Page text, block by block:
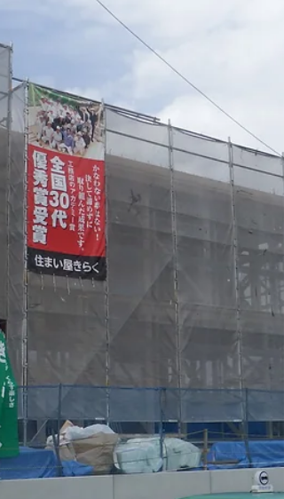
に救急車のお世話になってしまいましたの
で、要注意でございます。...